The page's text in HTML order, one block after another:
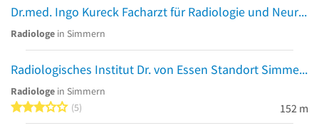
Dr.med. Ingo Kureck Facharzt für Radiologie und Neuroradiologie
Radiologe in Simmern
Radiologisches Institut Dr. von Essen Standort Simmern
Radiologe in Simmern
3 von 5 Sternen
5 152 m